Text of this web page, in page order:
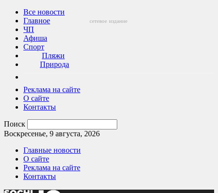
Все новости
Главное
ЧП
Афиша
Спорт
Пляжи
Природа
Реклама на сайте
О сайте
Контакты
Поиск
Воскресенье, 9 августа, 2026
Главные новости
О сайте
Реклама на сайте
Контакты
сетевое издание